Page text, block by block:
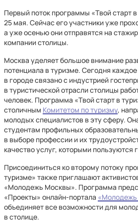
Первый поток программы «Твой старт
25 мая. Сейчас его участники уже
а уже осенью они отправятся на
компании столицы.
Москва уделяет большое внимание
потенциала в туризме. Сегодня
в городе связано с индустрией
в туристической отрасли столицы
человек. Программа «Твой старт в
столичным Комитетом по туризму,
молодых специалистов в эту сферу.
студентам профильных
в выборе профессии и их
качество услуг, которыми пользуются
Присоединиться ко второму потоку
туризме» также приглашают
«Молодежь Москвы». Программа
«Проекты» онлайн-портала
объединяет все возможности для
в столице.